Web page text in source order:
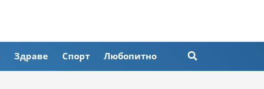
Здраве Спорт Любопитно